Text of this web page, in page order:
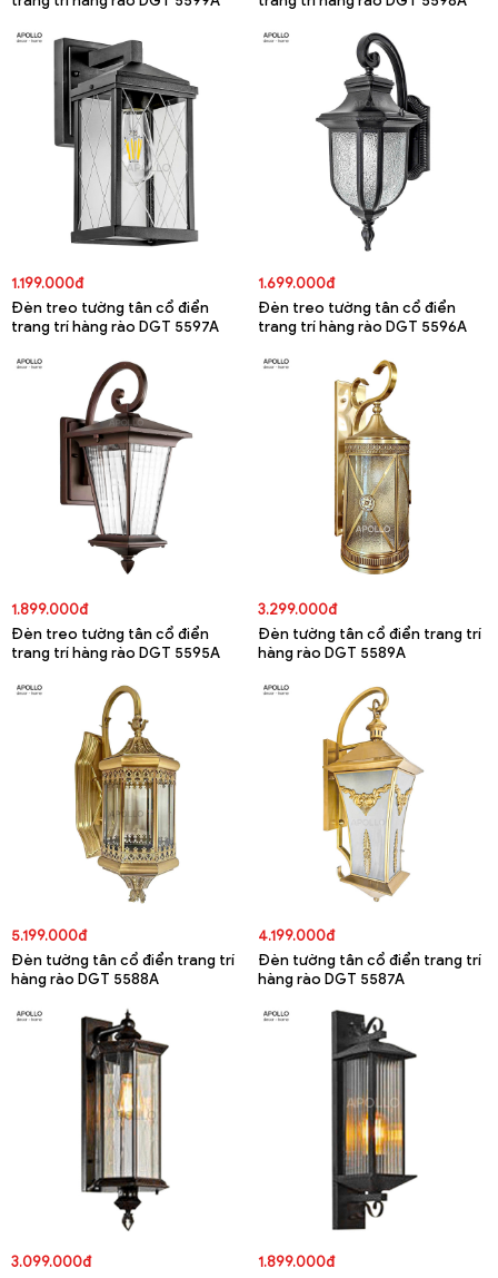
1.199.000đ
Đèn treo tường tân cổ điển
trang trí hàng rào DGT 5597A
1.699.000đ
Đèn treo tường tân cổ điển
trang trí hàng rào DGT 5596A
1.899.000đ
Đèn treo tường tân cổ điển
trang trí hàng rào DGT 5595A
3.299.000đ
Đèn tường tân cổ điển trang trí
hàng rào DGT 5589A
5.199.000đ
Đèn tường tân cổ điển trang trí
hàng rào DGT 5588A
4.199.000đ
Đèn tường tân cổ điển trang trí
hàng rào DGT 5587A
3.099.000đ
1.899.000đ